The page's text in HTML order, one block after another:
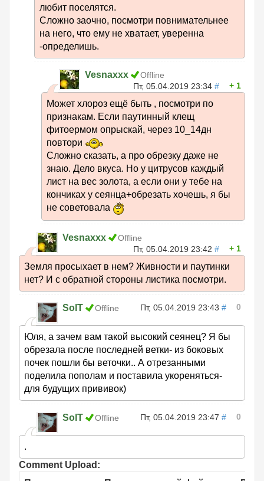
любит поселятся.
Сложно заочно, посмотри повнимательнее
на него, что ему не хватает, уверенна
-определишь.
Vesnaxxx
Offline
Пт, 05.04.2019 23:34 # 1
Может хлороз ещё быть , посмотри по
признакам. Если паутинный клещ
фитоермом опрыскай, через 10_14дн
повтори
Сложно сказать, а про обрезку даже не
знаю. Дело вкуса. Но у цитрусов каждый
лист на вес золота, а если они у тебе на
кончиках у сеянца+обрезать хочешь, я бы
не советовала
Vesnaxxx
Offline
Пт, 05.04.2019 23:42 # 1
Земля просыхает в нем? Живности и паутинки
нет? И с обратной стороны листика посмотри.
SolT Offline Пт, 05.04.2019 23:43 # 0
Юля, а зачем вам такой высокий сеянец? Я бы
обрезала после последней ветки- из боковых
почек пошли бы веточки.. А отрезанными
поделила пополам и поставила укореняться-
для будущих прививок)
SolT Offline Пт, 05.04.2019 23:47 # 0
.
Comment Upload: